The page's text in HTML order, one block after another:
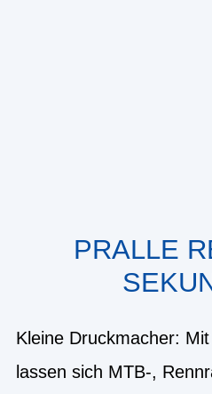
PRALLE
Kleine Druckmacher:
lassen sich MTB-,